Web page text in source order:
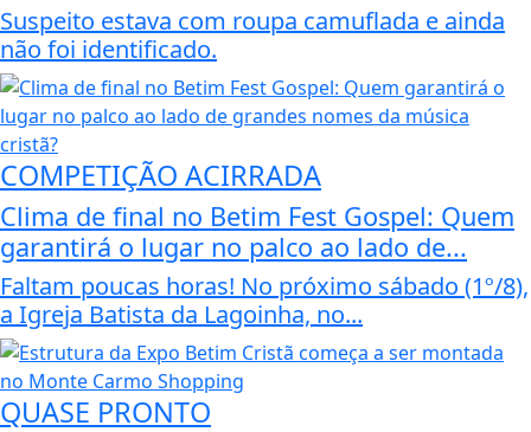
Suspeito estava com roupa camuflada e ainda
não foi identificado.
COMPETIÇÃO ACIRRADA
Clima de final no Betim Fest Gospel: Quem
garantirá o lugar no palco ao lado de...
Faltam poucas horas! No próximo sábado (1º/8),
a Igreja Batista da Lagoinha, no...
QUASE PRONTO